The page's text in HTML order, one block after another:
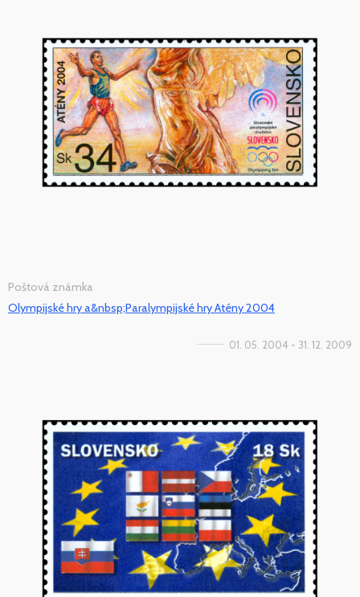
Poštová známka
Olympijské hry a&nbsp;Paralympijské hry Atény 2004
01. 05. 2004 - 31. 12. 2009